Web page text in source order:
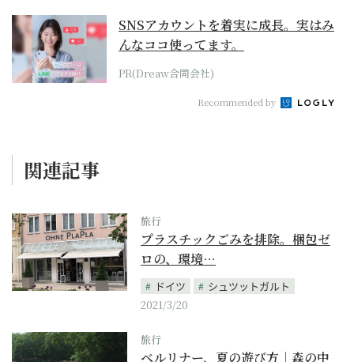
SNSアカウントを着実に成長。実はみ
んなココ使ってます。
PR(Dreaw合同会社)
Recommended by
関連記事
旅行
プラスチックごみを排除。梱包ゼ
ロの、環境…
ドイツ
シュツットガルト
2021/3/20
旅行
ベルリナー、夏の遊び方｜森の中